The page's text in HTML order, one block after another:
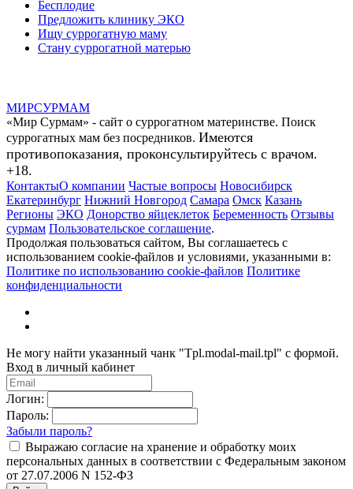
Бесплодие
Предложить клинику ЭКО
Ищу суррогатную маму
Стану суррогатной матерью
МИРСУРМАМ
«Мир Сурмам» - сайт о суррогатном материнстве. Поиск
суррогатных мам без посредников. Имеются
противопоказания, проконсультируйтесь с врачом.
+18.
КонтактыО компании Частые вопросы Новосибирск
Екатеринбург Нижний Новгород Самара Омск Казань
Регионы ЭКО Донорство яйцеклеток Беременность Отзывы
сурмам Пользовательское соглашение.
Продолжая пользоваться сайтом, Вы соглашаетесь с
использованием cookie-файлов и условиями, указанными в:
Политике по использованию cookie-файлов Политике
конфиденциальности
Не могу найти указанный чанк "Tpl.modal-mail.tpl" с формой.
Вход в личный кабинет
Логин:
Пароль:
Забыли пароль?
Выражаю согласие на хранение и обработку моих
персональных данных в соответствии с Федеральным законом
от 27.07.2006 N 152-ФЗ